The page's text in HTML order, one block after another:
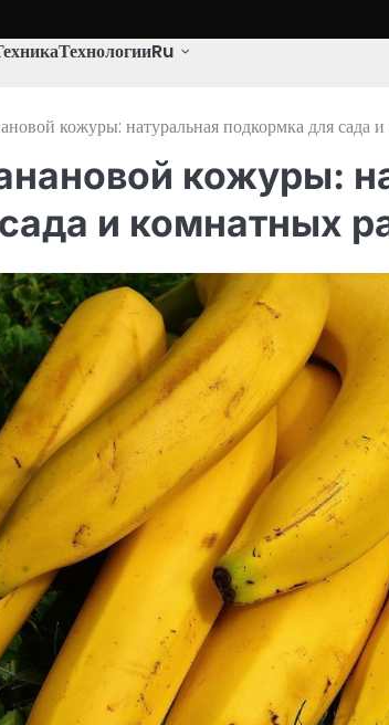
ТехнологииRu
кожуры: натуральная подкормка для сада
кожуры:
и комнатных